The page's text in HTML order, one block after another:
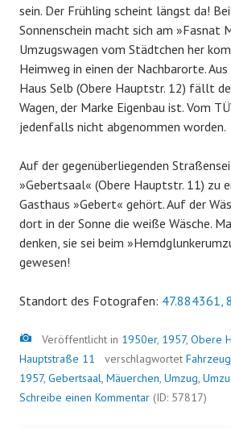
sein. Der Frühling scheint längst da!
Sonnenschein macht sich am »Fasnat
Umzugswagen vom Städtchen her
Heimweg in einen der Nachbarorte.
Haus Selb (Obere Hauptstr. 12) fällt
Wagen, der Marke Eigenbau ist. Vom
jedenfalls nicht abgenommen worden.
Auf der gegenüberliegenden
»Gebertsaal« (Obere Hauptstr. 11) zu
Gasthaus »Gebert« gehört. Auf der
dort in der Sonne die weiße Wäsche.
denken, sie sei beim
gewesen!
Standort des Fotografen: 47.884361,
Bild
Veröffentlicht in 1950er, 1957, Obere
Hauptstraße 11
verschlagwortet Fahrzeug
1957, Gebertsaal, Mäuerchen, Umzug,
Schreibe einen Kommentar (ID: 57817)